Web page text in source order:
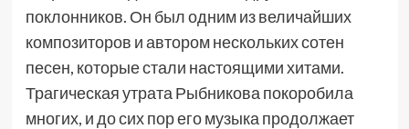
поклонников. Он был одним из величайших
композиторов и автором нескольких сотен
песен, которые стали настоящими хитами.
Трагическая утрата Рыбникова покоробила
многих, и до сих пор его музыка продолжает